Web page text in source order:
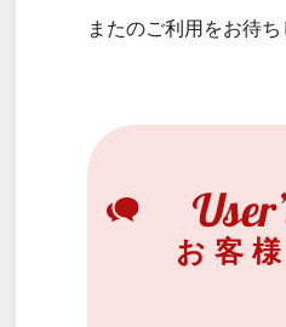
またのご利用をお待ち
お客